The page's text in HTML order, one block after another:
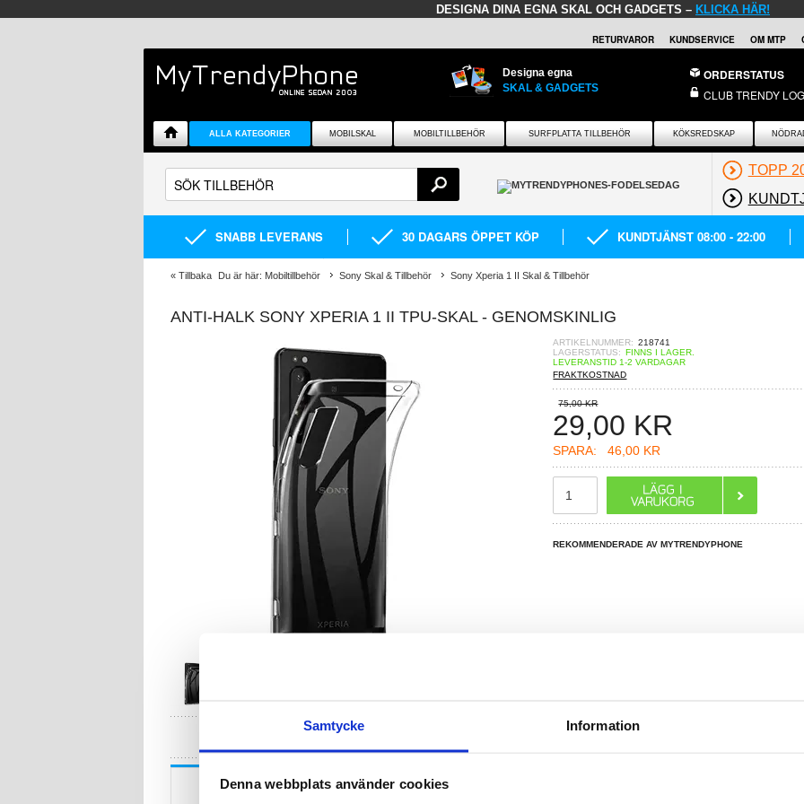
Samtycke Information
Denna webbplats använder cookies
DESIGNA DINA EGNA SKAL OCH GADGETS – KLICKA HÄR!
RETURVAROR KUNDSERVICE OM MTP
Designa egna
SKAL & GADGETS
ORDERSTATUS
CLUB TRENDY
ALLA KATEGORIER MOBILSKAL MOBILTILLBEHÖR SURFPLATTA TILLBEHÖR KÖKSREDSKAP
TOPP
SNABB LEVERANS 30 DAGARS ÖPPET KÖP KUNDTJÄNST 08:00 - 22:00
« Tillbaka Du är här: Mobiltillbehör Sony Skal & Tillbehör Sony Xperia 1 II Skal & Tillbehör
ANTI-HALK SONY XPERIA 1 II TPU-SKAL - GENOMSKINLIG
ARTIKELNUMMER: 218741
LAGERSTATUS: FINNS I LAGER.
LEVERANSTID 1-2 VARDAGAR
FRAKTKOSTNAD
75,00 KR
29,00 KR
SPARA: 46,00 KR
REKOMMENDERADE AV MYTRENDYPHONE
LIVE CHAT
Beskrivning